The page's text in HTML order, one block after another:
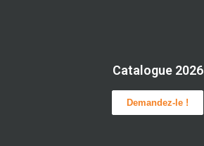
Catalogue 2026
Demandez-le !